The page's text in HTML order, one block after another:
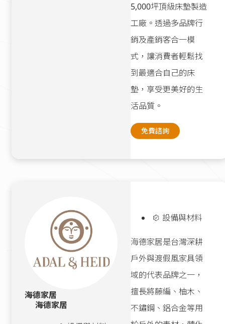
5,000坪頂級床墊製造
工廠。透過多品牌行
銷及產銷客合一模
式，讓消費者輕鬆找
到最適合自己的床
墊，享受更美好的生
活品質。
免費諮詢
海德家居
海德家居
設備與材料
海德家居是台灣深耕
戶外與渡假風家具領
域的代表品牌之一，
擅長將藤編、柚木、
不鏽鋼、鋁合金等用